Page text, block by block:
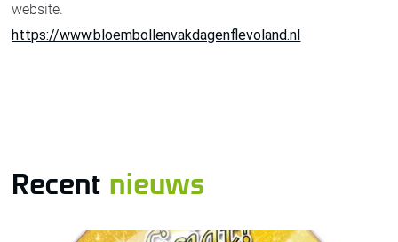
website.
https://www.bloembollenvakdagenflevoland.nl
Recent nieuws